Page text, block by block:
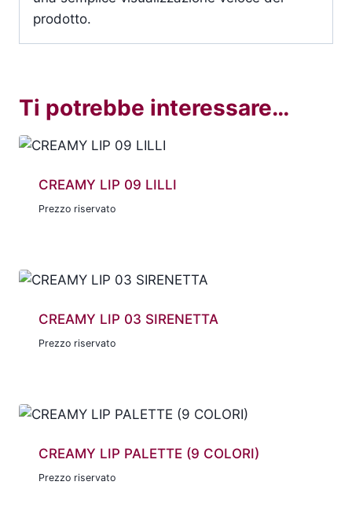
prodotto.
Ti potrebbe interessare…
CREAMY LIP 09 LILLI
Prezzo riservato
CREAMY LIP 03 SIRENETTA
Prezzo riservato
CREAMY LIP PALETTE (9 COLORI)
Prezzo riservato